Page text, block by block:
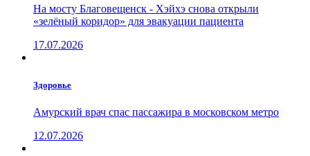
На мосту Благовещенск - Хэйхэ снова открыли
«зелёный коридор» для эвакуации пациента
17.07.2026
Здоровье
Амурский врач спас пассажира в московском метро
12.07.2026